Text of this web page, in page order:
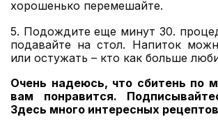
хорошенько перемешайте.
5. Подождите еще минут 30.
подавайте на стол. Напиток
или остужать – кто как больше
Очень надеюсь, что сбитень по
вам понравится.
Здесь много интересных